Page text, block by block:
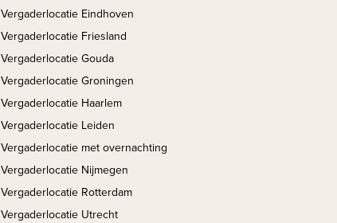
Vergaderlocatie Eindhoven
Vergaderlocatie Friesland
Vergaderlocatie Gouda
Vergaderlocatie Groningen
Vergaderlocatie Haarlem
Vergaderlocatie Leiden
Vergaderlocatie met overnachting
Vergaderlocatie Nijmegen
Vergaderlocatie Rotterdam
Vergaderlocatie Utrecht